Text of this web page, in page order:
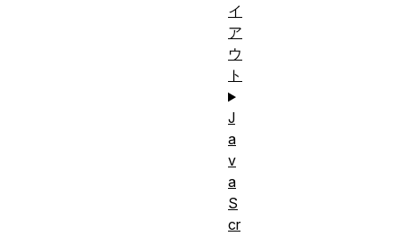
イ
ア
ウ
ト
J
a
v
a
S
cr